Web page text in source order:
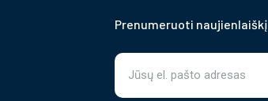
Prenumeruoti naujienlaiškį